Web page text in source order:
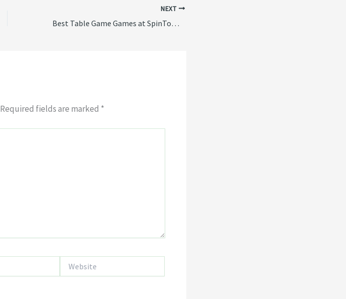
NEXT
Best Table Game Games at SpinToWin Casino
Required fields are marked *